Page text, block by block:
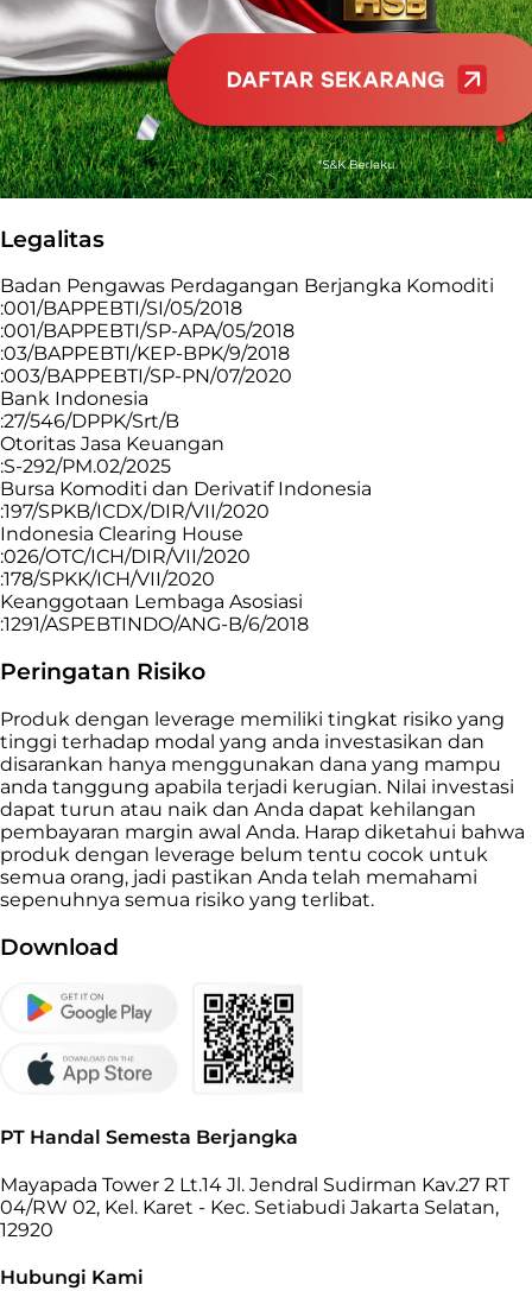
Legalitas
Badan Pengawas Perdagangan Berjangka Komoditi
:001/BAPPEBTI/SI/05/2018
:001/BAPPEBTI/SP-APA/05/2018
:03/BAPPEBTI/KEP-BPK/9/2018
:003/BAPPEBTI/SP-PN/07/2020
Bank Indonesia
:27/546/DPPK/Srt/B
Otoritas Jasa Keuangan
:S-292/PM.02/2025
Bursa Komoditi dan Derivatif Indonesia
:197/SPKB/ICDX/DIR/VII/2020
Indonesia Clearing House
:026/OTC/ICH/DIR/VII/2020
:178/SPKK/ICH/VII/2020
Keanggotaan Lembaga Asosiasi
:1291/ASPEBTINDO/ANG-B/6/2018
Peringatan Risiko
Produk dengan leverage memiliki tingkat risiko yang
tinggi terhadap modal yang anda investasikan dan
disarankan hanya menggunakan dana yang mampu
anda tanggung apabila terjadi kerugian. Nilai investasi
dapat turun atau naik dan Anda dapat kehilangan
pembayaran margin awal Anda. Harap diketahui bahwa
produk dengan leverage belum tentu cocok untuk
semua orang, jadi pastikan Anda telah memahami
sepenuhnya semua risiko yang terlibat.
Download
PT Handal Semesta Berjangka
Mayapada Tower 2 Lt.14 Jl. Jendral Sudirman Kav.27 RT
04/RW 02, Kel. Karet - Kec. Setiabudi Jakarta Selatan,
12920
Hubungi Kami